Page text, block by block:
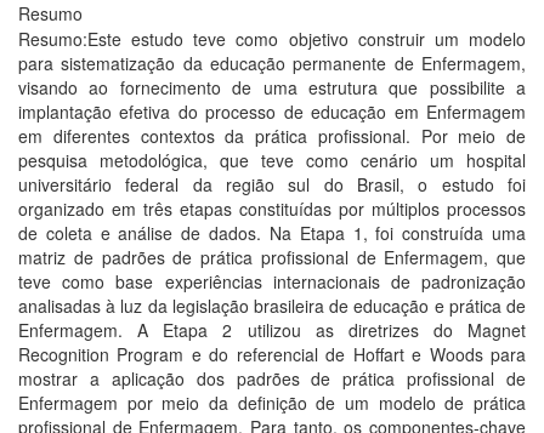
Resumo
Resumo:Este estudo teve como objetivo construir um modelo
para sistematização da educação permanente de Enfermagem,
visando ao fornecimento de uma estrutura que possibilite a
implantação efetiva do processo de educação em Enfermagem
em diferentes contextos da prática profissional. Por meio de
pesquisa metodológica, que teve como cenário um hospital
universitário federal da região sul do Brasil, o estudo foi
organizado em três etapas constituídas por múltiplos processos
de coleta e análise de dados. Na Etapa 1, foi construída uma
matriz de padrões de prática profissional de Enfermagem, que
teve como base experiências internacionais de padronização
analisadas à luz da legislação brasileira de educação e prática de
Enfermagem. A Etapa 2 utilizou as diretrizes do Magnet
Recognition Program e do referencial de Hoffart e Woods para
mostrar a aplicação dos padrões de prática profissional de
Enfermagem por meio da definição de um modelo de prática
profissional de Enfermagem. Para tanto, os componentes-chave